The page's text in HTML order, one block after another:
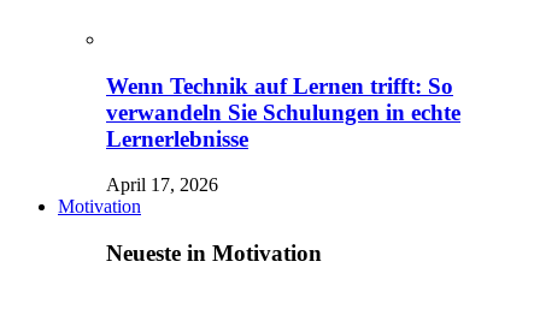
Wenn Technik auf Lernen trifft: So
verwandeln Sie Schulungen in echte
Lernerlebnisse
April 17, 2026
Motivation
Neueste in Motivation